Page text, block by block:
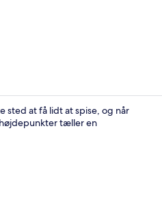
Luksus-suite
sted at få lidt at spise, og når
tæller en